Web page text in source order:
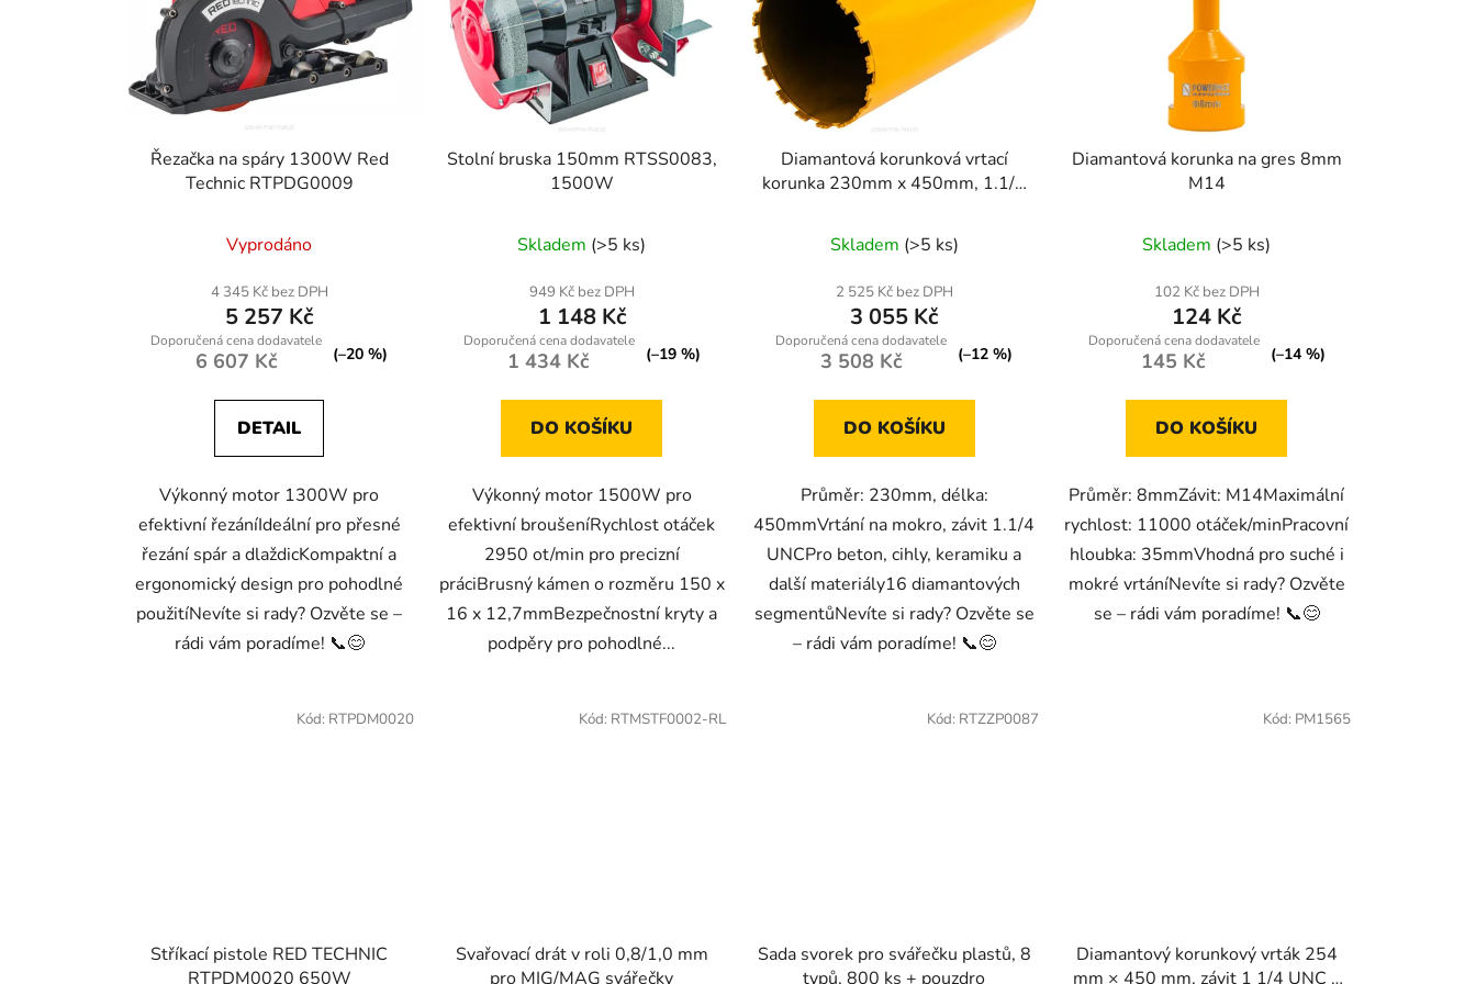
Řezačka na spáry 1300W Red
Technic RTPDG0009
Vyprodáno
4 345 Kč bez DPH
5 257 Kč
6 607 Kč (–20 %)
DETAIL
Výkonný motor 1300W pro
efektivní řezáníIdeální pro přesné
řezání spár a dlaždicKompaktní a
ergonomický design pro pohodlné
použitíNevíte si rady? Ozvěte se –
rádi vám poradíme! 📞😊
Stolní bruska 150mm RTSS0083,
1500W
Skladem (>5 ks)
949 Kč bez DPH
1 148 Kč
1 434 Kč (–19 %)
DO KOŠÍKU
Výkonný motor 1500W pro
efektivní broušeníRychlost otáček
2950 ot/min pro precizní
práciBrusný kámen o rozměru 150 x
16 x 12,7mmBezpečnostní kryty a
podpěry pro pohodlné...
Diamantová korunková vrtací
korunka 230mm x 450mm, 1.1/4
Skladem (>5 ks)
2 525 Kč bez DPH
3 055 Kč
3 508 Kč (–12 %)
DO KOŠÍKU
Průměr: 230mm, délka:
450mmVrtání na mokro, závit 1.1/4
UNCPro beton, cihly, keramiku a
další materiály16 diamantových
segmentůNevíte si rady? Ozvěte se
– rádi vám poradíme! 📞😊
Diamantová korunka na gres 8mm
M14
Skladem (>5 ks)
102 Kč bez DPH
124 Kč
145 Kč (–14 %)
DO KOŠÍKU
Průměr: 8mmZávit: M14Maximální
rychlost: 11000 otáček/minPracovní
hloubka: 35mmVhodná pro suché i
mokré vrtáníNevíte si rady? Ozvěte
se – rádi vám poradíme! 📞😊
Stříkací pistole RED TECHNIC
RTPDM0020 650W
Kód: RTPDM0020
Svařovací drát v roli 0,8/1,0 mm
pro MIG/MAG svářečky
Kód: RTMSTF0002-RL
Sada svorek pro svářečku plastů, 8
typů, 800 ks + pouzdro
Kód: RTZZP0087
Diamantový korunkový vrták 254
mm × 450 mm, závit 1 1/4 UNC –
Kód: PM1565